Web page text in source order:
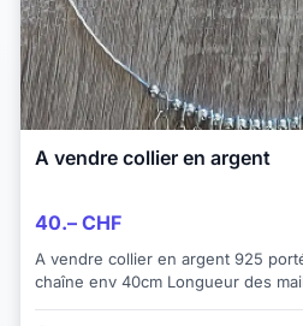
A vendre collier en argent
40.– CHF
A vendre collier en argent 925 porté une fois.
chaîne env 40cm Longueur des maillons env 9cm Longueur